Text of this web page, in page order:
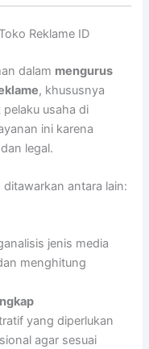
Reklame ID
dalam mengurus
, khususnya
usaha di
ini karena
legal.
antara lain:
jenis media
menghitung
yang diperlukan
agar sesuai